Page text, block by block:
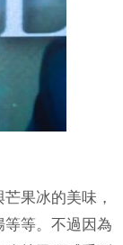
果冰的美味，
等。不過因為